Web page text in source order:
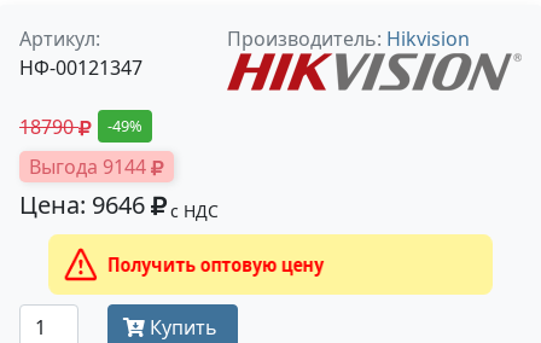
Артикул:
НФ-00121347
Производитель: Hikvision
18790 -49%
Выгода 9144
Цена: 9646 с НДС
Получить оптовую цену
Купить